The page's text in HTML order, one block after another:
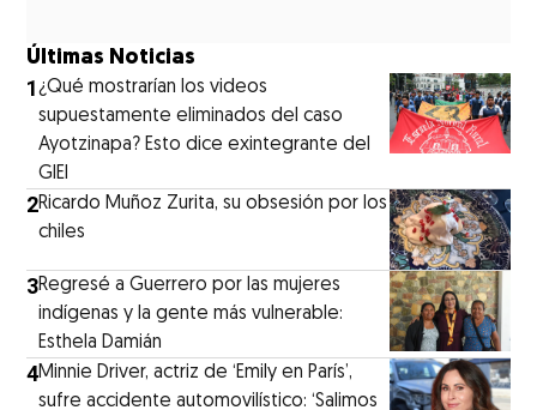
Últimas Noticias
1¿Qué mostrarían los videos
supuestamente eliminados del caso
Ayotzinapa? Esto dice exintegrante del
GIEI
2Ricardo Muñoz Zurita, su obsesión por los
chiles
3Regresé a Guerrero por las mujeres
indígenas y la gente más vulnerable:
Esthela Damián
4Minnie Driver, actriz de ‘Emily en París’,
sufre accidente automovilístico: ‘Salimos